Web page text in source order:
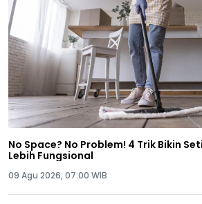
No Space? No Problem! 4 Trik Bikin
Lebih Fungsional
09 Agu 2026, 07:00 WIB